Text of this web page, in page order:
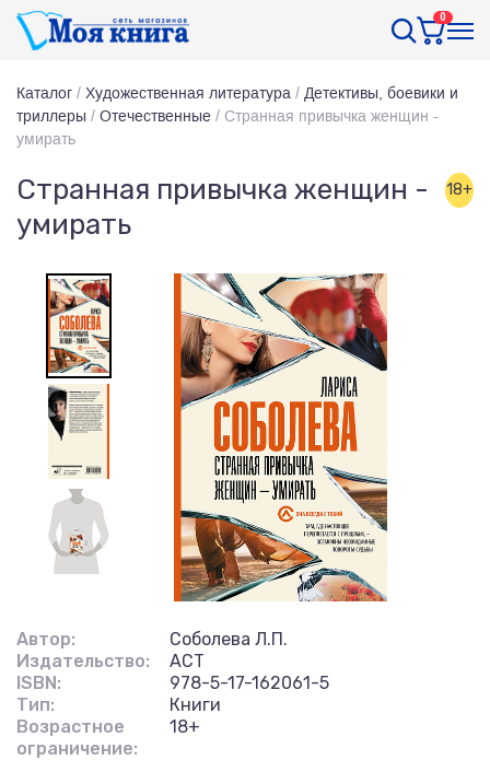
0
Каталог / Художественная литература / Детективы, боевики и
триллеры / Отечественные / Странная привычка женщин -
умирать
Странная привычка женщин -
умирать
18+
Автор:
Соболева Л.П.
Издательство:
АСТ
ISBN:
978-5-17-162061-5
Тип:
Книги
Возрастное
ограничение:
18+